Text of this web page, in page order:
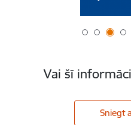
Vai šī
Sniegt